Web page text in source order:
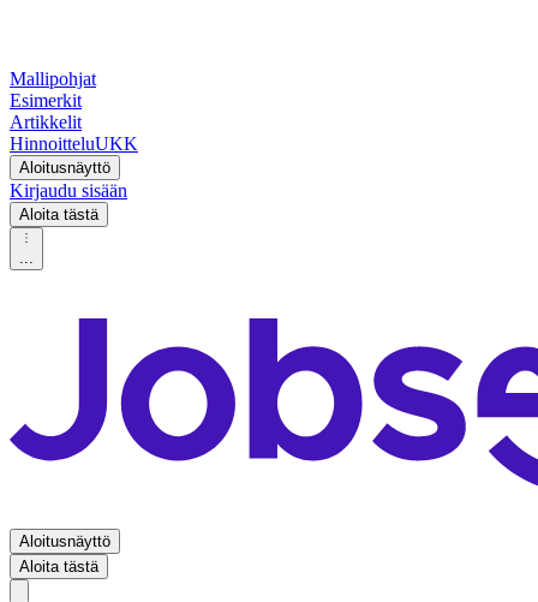
Mallipohjat
Esimerkit
Artikkelit
HinnoitteluUKK
Aloitusnäyttö
Kirjaudu sisään
Aloita tästä
...
Aloitusnäyttö
Aloita tästä